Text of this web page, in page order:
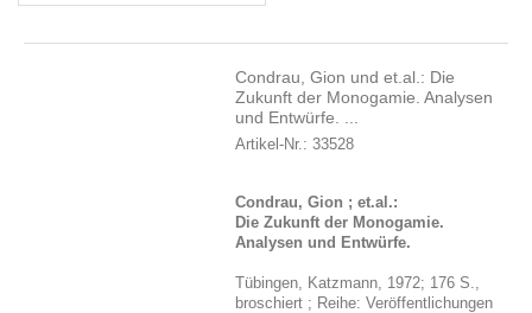
Condrau, Gion und et.al.: Die
Zukunft der Monogamie. Analysen
und Entwürfe. ...
Artikel-Nr.: 33528
Condrau, Gion ; et.al.:
Die Zukunft der Monogamie.
Analysen und Entwürfe.
Tübingen, Katzmann, 1972; 176 S.,
broschiert ; Reihe: Veröffentlichungen